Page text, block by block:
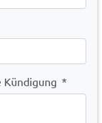
Kündigung *